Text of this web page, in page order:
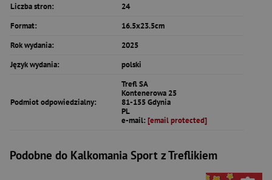
Liczba stron:
24
Format:
16.5x23.5cm
Rok wydania:
2025
Język wydania:
polski
Podmiot odpowiedzialny:
Trefl SA
Kontenerowa 25
81-155 Gdynia
PL
e-mail: [email protected]
Podobne do Kalkomania Sport z Treflikiem